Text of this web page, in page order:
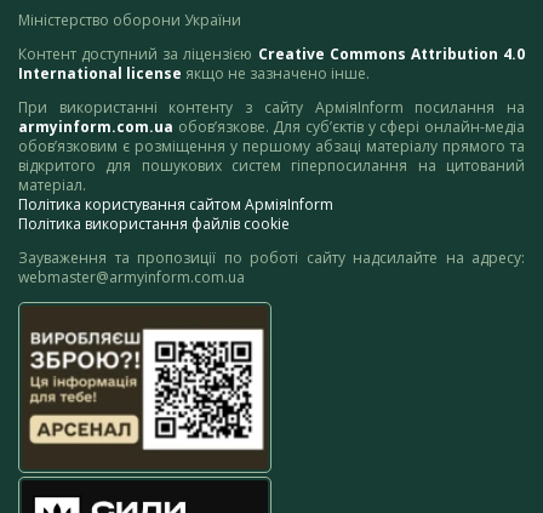
Міністерство оборони України
Контент доступний за ліцензією Creative Commons Attribution 4.0
International license якщо не зазначено інше.
При використанні контенту з сайту АрміяInform посилання на
armyinform.com.ua обов’язкове. Для суб’єктів у сфері онлайн-медіа
обов’язковим є розміщення у першому абзаці матеріалу прямого та
відкритого для пошукових систем гіперпосилання на цитований
матеріал.
Політика користування сайтом АрміяInform
Політика використання файлів cookie
Зауваження та пропозиції по роботі сайту надсилайте на адресу:
webmaster@armyinform.com.ua